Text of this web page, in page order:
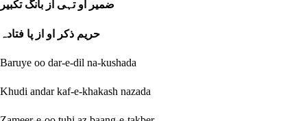
حریم ذکر او از پا فتادہ
Baruye oo dar-e-dil na-kushada
Khudi andar kaf-e-khakash nazada